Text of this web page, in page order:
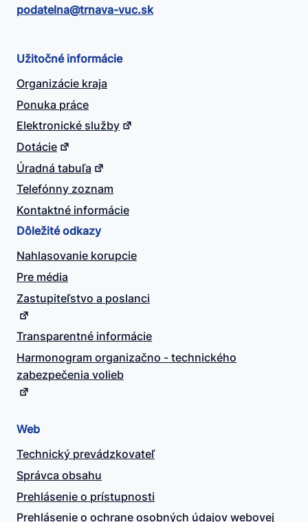
podatelna@​trnava-vuc.sk
Užitočné informácie
Organizácie kraja
Ponuka práce
Elektronické služby
Dotácie
Úradná tabuľa
Telefónny zoznam
Kontaktné informácie
Dôležité odkazy
Nahlasovanie korupcie
Pre média
Zastupiteľstvo a poslanci
Transparentné informácie
Harmonogram organizačno - technického
zabezpečenia volieb
Web
Technický prevádzkovateľ
Správca obsahu
Prehlásenie o prístupnosti
Prehlásenie o ochrane osobných údajov webovej